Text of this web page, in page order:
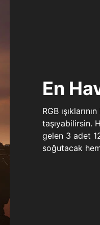
En
RGB
taşıyabilirsin.
gelen 3 adet
soğutacak